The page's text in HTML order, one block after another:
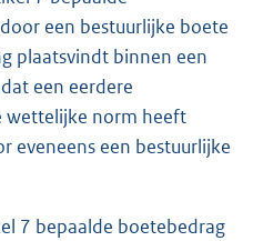
een bestuurlijke boete
plaatsvindt binnen een
een eerdere
wettelijke norm heeft
eveneens een bestuurlijke
7 bepaalde boetebedrag